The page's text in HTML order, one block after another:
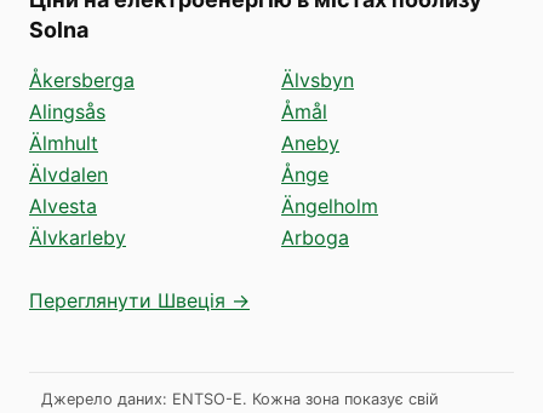
Solna
Åkersberga
Alingsås
Älmhult
Älvdalen
Alvesta
Älvkarleby
Älvsbyn
Åmål
Aneby
Ånge
Ängelholm
Arboga
Переглянути Швеція →
Джерело даних: ENTSO-E. Кожна зона показує свій